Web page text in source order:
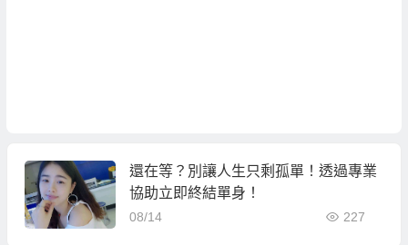
還在等？別讓人生只剩孤單！透過專業
協助立即終結單身！
08/14 227